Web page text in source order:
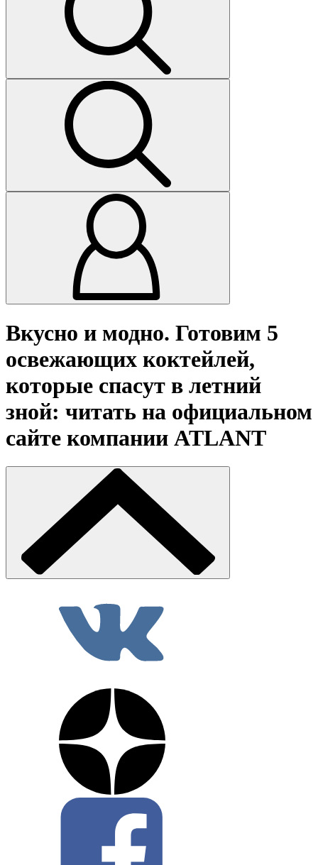
Вкусно и модно. Готовим 5
освежающих коктейлей,
которые спасут в летний
зной: читать на официальном
сайте компании ATLANT